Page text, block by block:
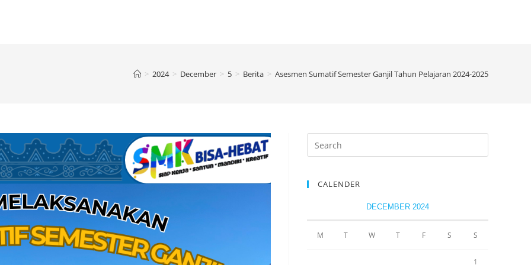
> 2024 > December > 5 > Berita > Asesmen Sumatif Semester Ganjil Tahun Pelajaran 2024-2025
CALENDER
DECEMBER 2024
M T W T F S S
1